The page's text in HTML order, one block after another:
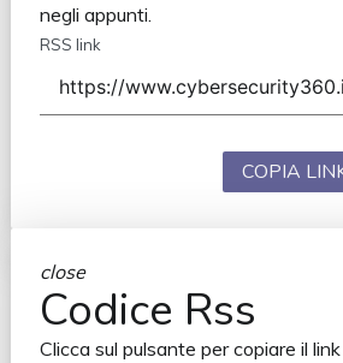
negli appunti.
RSS link
COPIA
close
Codice Rss
Clicca sul pulsante per copiare il link